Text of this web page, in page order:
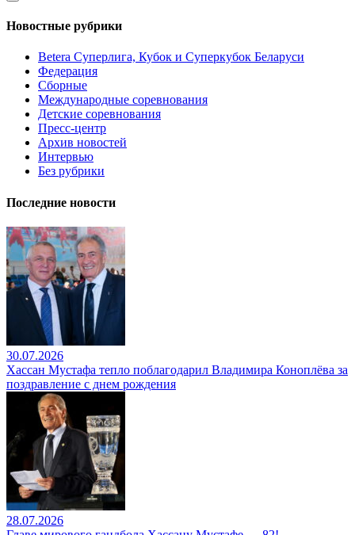
Новостные рубрики
Betera Суперлига, Кубок и Суперкубок Беларуси
Федерация
Сборные
Международные соревнования
Детские соревнования
Пресс-центр
Архив новостей
Интервью
Без рубрики
Последние новости
30.07.2026
Хассан Мустафа тепло поблагодарил Владимира Коноплёва за
поздравление с днем рождения
28.07.2026